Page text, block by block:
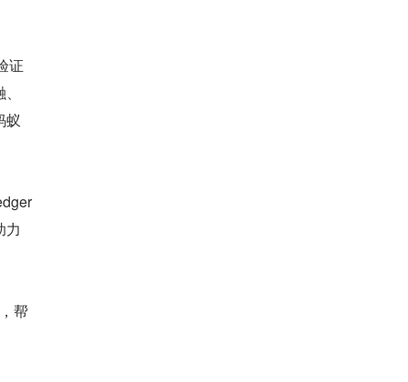
证
蚁
力
，帮